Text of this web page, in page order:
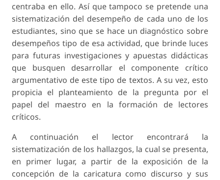
centraba en ello. Así que tampoco se pretende una
sistematización del desempeño de cada uno de los
estudiantes, sino que se hace un diagnóstico sobre
desempeños tipo de esa actividad, que brinde luces
para futuras investigaciones y apuestas didácticas
que busquen desarrollar el componente crítico
argumentativo de este tipo de textos. A su vez, esto
propicia el planteamiento de la pregunta por el
papel del maestro en la formación de lectores
críticos.
A continuación el lector encontrará la
sistematización de los hallazgos, la cual se presenta,
en primer lugar, a partir de la exposición de la
concepción de la caricatura como discurso y sus